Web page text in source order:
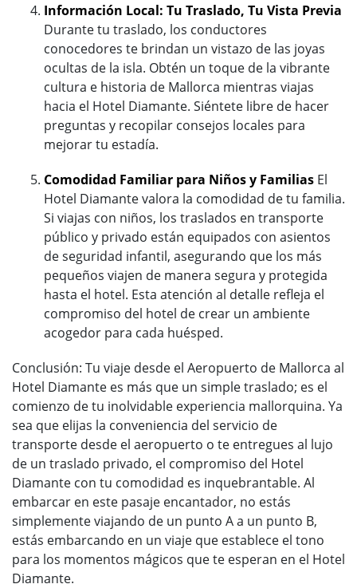
Información Local: Tu Traslado, Tu Vista Previa
Durante tu traslado, los conductores
conocedores te brindan un vistazo de las joyas
ocultas de la isla. Obtén un toque de la vibrante
cultura e historia de Mallorca mientras viajas
hacia el Hotel Diamante. Siéntete libre de hacer
preguntas y recopilar consejos locales para
mejorar tu estadía.
Comodidad Familiar para Niños y Familias El
Hotel Diamante valora la comodidad de tu familia.
Si viajas con niños, los traslados en transporte
público y privado están equipados con asientos
de seguridad infantil, asegurando que los más
pequeños viajen de manera segura y protegida
hasta el hotel. Esta atención al detalle refleja el
compromiso del hotel de crear un ambiente
acogedor para cada huésped.
Conclusión: Tu viaje desde el Aeropuerto de Mallorca al
Hotel Diamante es más que un simple traslado; es el
comienzo de tu inolvidable experiencia mallorquina. Ya
sea que elijas la conveniencia del servicio de
transporte desde el aeropuerto o te entregues al lujo
de un traslado privado, el compromiso del Hotel
Diamante con tu comodidad es inquebrantable. Al
embarcar en este pasaje encantador, no estás
simplemente viajando de un punto A a un punto B,
estás embarcando en un viaje que establece el tono
para los momentos mágicos que te esperan en el Hotel
Diamante.